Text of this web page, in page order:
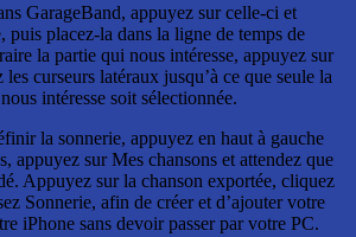
GarageBand, appuyez sur celle-ci et
puis placez-la dans la ligne de temps de
la partie qui nous intéresse, appuyez sur
curseurs latéraux jusqu’à ce que seule la
intéresse soit sélectionnée.
la sonnerie, appuyez en haut à gauche
appuyez sur Mes chansons et attendez que
Appuyez sur la chanson exportée, cliquez
Sonnerie, afin de créer et d’ajouter votre
iPhone sans devoir passer par votre PC.